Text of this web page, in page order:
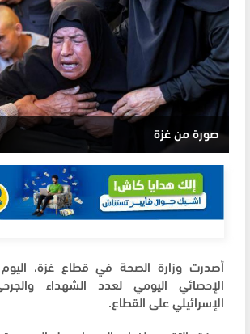
صورة من غزة
أصدرت وزارة الصحة في قطاع غزة، اليوم
الإحصائي اليومي لعدد الشهداء
الإسرائيلي على القطاع.